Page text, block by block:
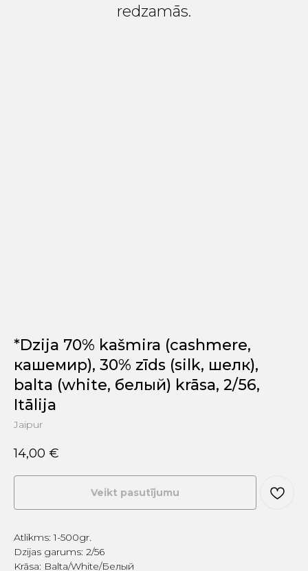
redzamās.
*Dzija 70% kašmira (cashmere,
кашемир), 30% zīds (silk, шелк),
balta (white, белый) krāsa, 2/56,
Itālija
Jaipur
14,00 €
Veikt pasutījumu
Atlikms: 1-500gr.
Dzijas garums: 2/56
Krāsa: Balta/White/Белый